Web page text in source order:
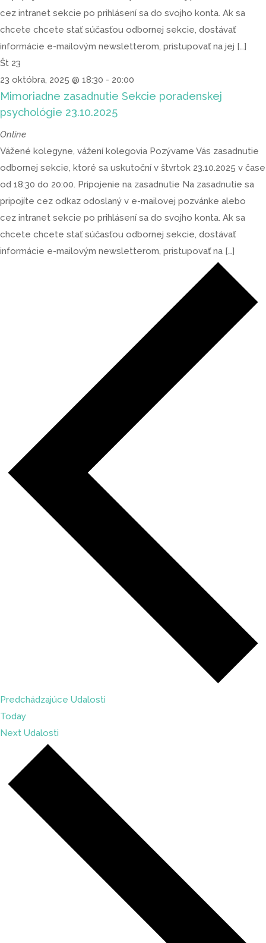
cez intranet sekcie po prihlásení sa do svojho konta. Ak sa
chcete chcete stať súčasťou odbornej sekcie, dostávať
informácie e-mailovým newsletterom, pristupovať na jej […]
Št 23
23 októbra, 2025 @ 18:30 - 20:00
Mimoriadne zasadnutie Sekcie poradenskej
psychológie 23.10.2025
Online
Vážené kolegyne, vážení kolegovia Pozývame Vás zasadnutie
odbornej sekcie, ktoré sa uskutoční v štvrtok 23.10.2025 v čase
od 18:30 do 20:00. Pripojenie na zasadnutie Na zasadnutie sa
pripojíte cez odkaz odoslaný v e-mailovej pozvánke alebo
cez intranet sekcie po prihlásení sa do svojho konta. Ak sa
chcete chcete stať súčasťou odbornej sekcie, dostávať
informácie e-mailovým newsletterom, pristupovať na […]
Predchádzajúce Udalosti
Today
Next Udalosti